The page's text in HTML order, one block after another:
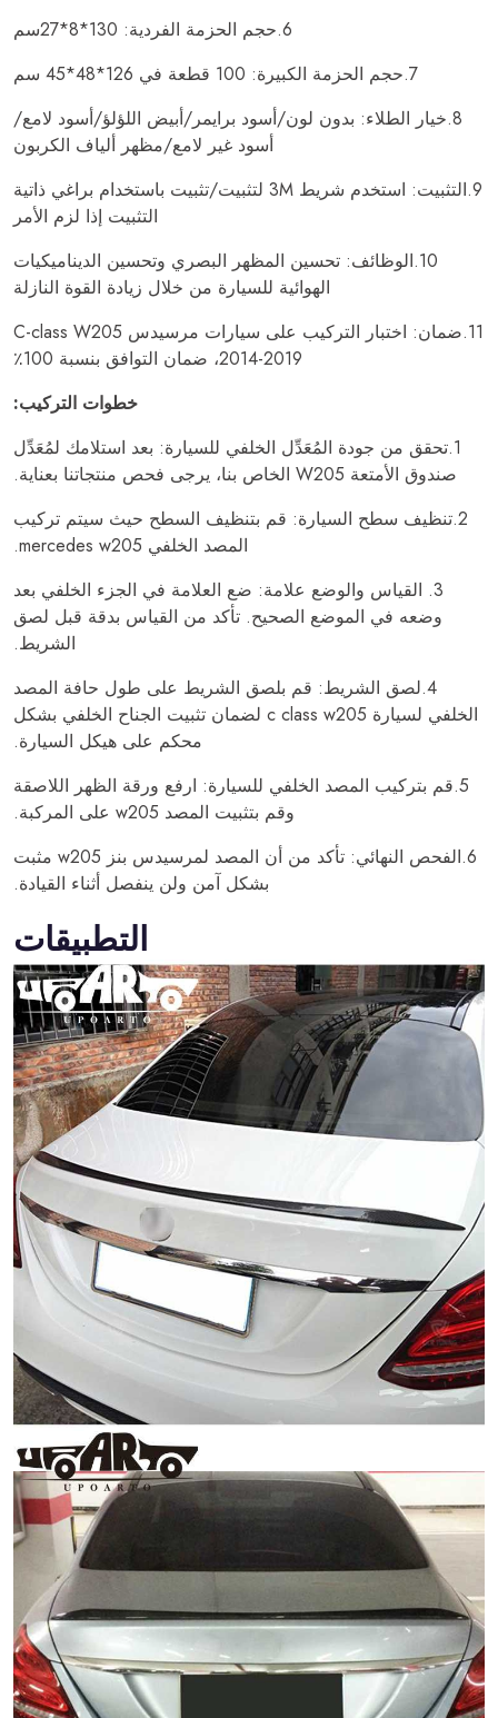
6.حجم الحزمة الفردية: 130*8*27سم
7.حجم الحزمة الكبيرة: 100 قطعة في 126*48*45 سم
8.خيار الطلاء: بدون لون/أسود برايمر/أبيض اللؤلؤ/أسود لامع/
أسود غير لامع/مظهر ألياف الكربون
9.التثبيت: استخدم شريط 3M لتثبيت/تثبيت باستخدام براغي ذاتية
التثبيت إذا لزم الأمر
10.الوظائف: تحسين المظهر البصري وتحسين الديناميكيات
الهوائية للسيارة من خلال زيادة القوة النازلة
11.ضمان: اختبار التركيب على سيارات مرسيدس C-class W205
2014-2019، ضمان التوافق بنسبة 100٪
خطوات التركيب:
1.تحقق من جودة المُعَدِّل الخلفي للسيارة: بعد استلامك لمُعَدِّل
صندوق الأمتعة W205 الخاص بنا، يرجى فحص منتجاتنا بعناية.
2.تنظيف سطح السيارة: قم بتنظيف السطح حيث سيتم تركيب
المصد الخلفي mercedes w205.
3. القياس والوضع علامة: ضع العلامة في الجزء الخلفي بعد
وضعه في الموضع الصحيح. تأكد من القياس بدقة قبل لصق
الشريط.
4.لصق الشريط: قم بلصق الشريط على طول حافة المصد
الخلفي لسيارة c class w205 لضمان تثبيت الجناح الخلفي بشكل
محكم على هيكل السيارة.
5.قم بتركيب المصد الخلفي للسيارة: ارفع ورقة الظهر اللاصقة
وقم بتثبيت المصد w205 على المركبة.
6.الفحص النهائي: تأكد من أن المصد لمرسيدس بنز w205 مثبت
بشكل آمن ولن ينفصل أثناء القيادة.
التطبيقات